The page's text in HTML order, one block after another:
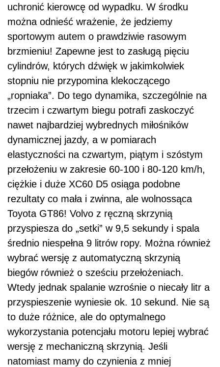
uchronić kierowcę od wypadku. W środku
można odnieść wrażenie, że jedziemy
sportowym autem o prawdziwie rasowym
brzmieniu! Zapewne jest to zasługą pięciu
cylindrów, których dźwięk w jakimkolwiek
stopniu nie przypomina klekoczącego
„ropniaka”. Do tego dynamika, szczególnie na
trzecim i czwartym biegu potrafi zaskoczyć
nawet najbardziej wybrednych miłośników
dynamicznej jazdy, a w pomiarach
elastyczności na czwartym, piątym i szóstym
przełożeniu w zakresie 60-100 i 80-120 km/h,
ciężkie i duże XC60 D5 osiąga podobne
rezultaty co mała i zwinna, ale wolnossąca
Toyota GT86! Volvo z ręczną skrzynią
przyspiesza do „setki” w 9,5 sekundy i spala
średnio niespełna 9 litrów ropy. Można również
wybrać wersję z automatyczną skrzynią
biegów również o sześciu przełożeniach.
Wtedy jednak spalanie wzrośnie o niecały litr a
przyspieszenie wyniesie ok. 10 sekund. Nie są
to duże różnice, ale do optymalnego
wykorzystania potencjału motoru lepiej wybrać
wersję z mechaniczną skrzynią. Jeśli
natomiast mamy do czynienia z mniej